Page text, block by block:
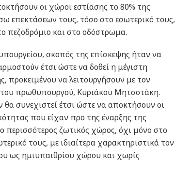
οι χώροι εστίασης το 80% της
επεκτάσεων τους, τόσο στο εσωτερικό τους,
πεζοδρόμιο και στο οδόστρωμα.
σκοπός της επίσκεψης ήταν να
έτσι ώστε να δοθεί η μέγιστη
προκειμένου να λειτουργήσουν με τον
πρωθυπουργού, Κυριάκου Μητσοτάκη.
συνεχιστεί έτσι ώστε να αποκτήσουν οι
που είχαν προ της έναρξης της
περισσότερος ζωτικός χώρος, όχι μόνο στο
τους, με ιδιαίτερα χαρακτηριστικά τον
ως ημιυπαιθρίου χώρου και χωρίς